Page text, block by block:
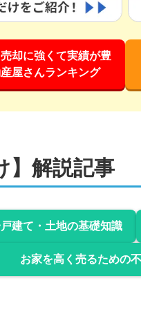
売却に強くて実績が豊
屋さんランキング
】解説記事
建て・土地の基礎知識
お家を高く売るための